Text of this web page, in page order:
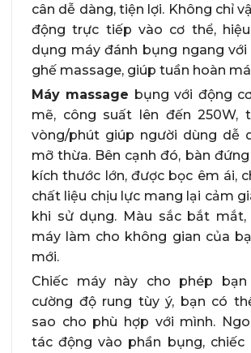
cân dễ dàng, tiện lợi. Không chỉ
động trực tiếp vào cơ thể,
dụng máy đánh bụng ngang
ghế massage, giúp tuần hoàn
Máy massage bụng với động
mẽ, công suất lên đến 250W,
vòng/phút giúp người dùng dễ
mỡ thừa. Bên cạnh đó, bàn
kích thước lớn, được bọc êm ái,
chất liệu chịu lực mang lại cảm
khi sử dụng. Màu sắc bắt
máy làm cho không gian của
mới.
Chiếc máy này cho phép
cường độ rung tùy ý, bạn có
sao cho phù hợp với mình.
tác động vào phần bụng, chiếc